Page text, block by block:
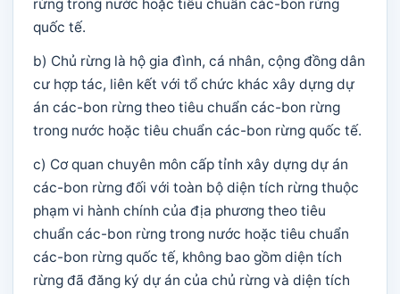
rừng trong nước hoặc tiêu chuẩn các-bon rừng
quốc tế.
b) Chủ rừng là hộ gia đình, cá nhân, cộng đồng dân
cư hợp tác, liên kết với tổ chức khác xây dựng dự
án các-bon rừng theo tiêu chuẩn các-bon rừng
trong nước hoặc tiêu chuẩn các-bon rừng quốc tế.
c) Cơ quan chuyên môn cấp tỉnh xây dựng dự án
các-bon rừng đối với toàn bộ diện tích rừng thuộc
phạm vi hành chính của địa phương theo tiêu
chuẩn các-bon rừng trong nước hoặc tiêu chuẩn
các-bon rừng quốc tế, không bao gồm diện tích
rừng đã đăng ký dự án của chủ rừng và diện tích